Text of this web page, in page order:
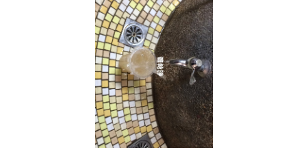
成乾淨的清水。 清洗水管 是利用 高週波脈衝式水管
清洗機 ，將檸檬酸打入水管，讓水管管壁的鐵鏽及
生物膜軟化，透過空氣與水混合，產生阻力，這時高
周波...